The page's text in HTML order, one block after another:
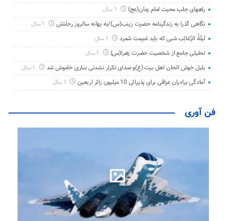
راههای جلب محبت امام زمان(عج)
نگاهی گذرا به زندگینامه حضرت زینب(س)/به بهانه سالروز رحلتش
لَیلَةُ الرَّغائِب شبی که باید غنیمت شمرد
تحلیلی جامع از شخصیت حضرت زهرا(س)
بلبل خوش الحان اهل بیت (ع)و صدای تکرار نشدنی ساری خاموش شد
آمادگی برادران عراقی برای پذیرائی 10 میلیون زائر اربعین
فن آوری